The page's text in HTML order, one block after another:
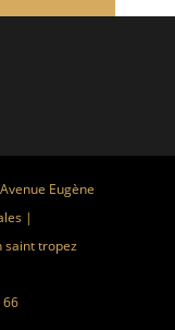
Eugène
|
saint tropez
66